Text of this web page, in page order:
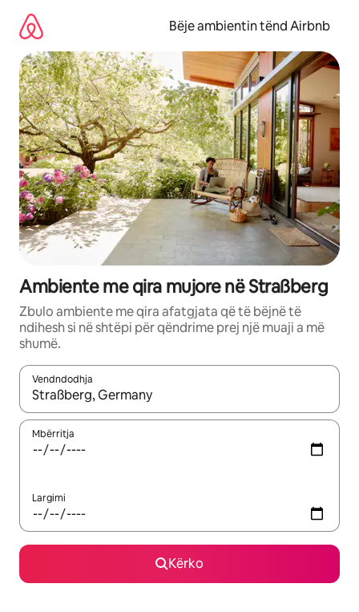
përmbajtja
Bëje ambientin tënd Airbnb
Ambiente me qira mujore në Straßberg
Zbulo ambiente me qira afatgjata që të bëjnë të
ndihesh si në shtëpi për qëndrime prej një muaji a më
shumë.
Vendndodhja
Kur rezultatet të jenë të disponueshme, lëviz me butonat e
Mbërritja
Largimi
Kërko